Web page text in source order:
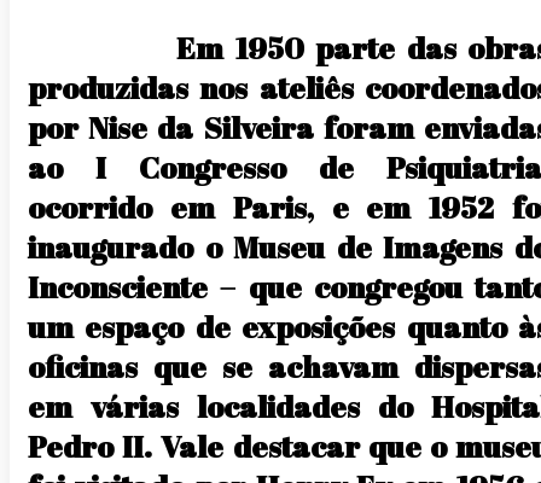
Em 1950 parte das
produzidas nos ateliês
por Nise da Silveira foram
ao I Congresso de
ocorrido em Paris, e em 1952
inaugurado o Museu de Imagens
Inconsciente – que congregou
um espaço de exposições quanto
oficinas que se achavam
em várias localidades do
Pedro II. Vale destacar que o